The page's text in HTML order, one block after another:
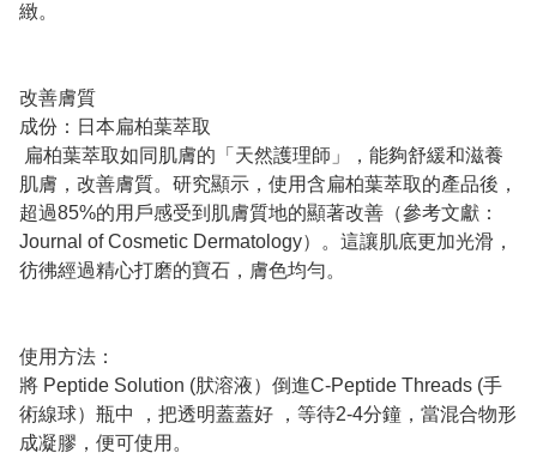
緻。
改善膚質
成份：日本扁柏葉萃取
扁柏葉萃取如同肌膚的「天然護理師」，能夠舒緩和滋養
肌膚，改善膚質。研究顯示，使用含扁柏葉萃取的產品後，
超過85%的用戶感受到肌膚質地的顯著改善（參考文獻：
Journal of Cosmetic Dermatology）。這讓肌底更加光滑，
彷彿經過精心打磨的寶石，膚色均勻。
使用方法：
將 Peptide Solution (肰溶液）倒進C-Peptide Threads (手
術線球）瓶中 ，把透明蓋蓋好 ，等待2-4分鐘，當混合物形
成凝膠，便可使用。